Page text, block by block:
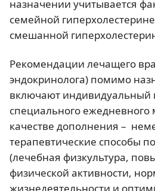
назначении учитывается
семейной
смешанной
Рекомендации лечащего
эндокринолога) помимо
включают индивидуальный
специального
качестве дополнения –
терапевтические способы
(лечебная физкультура,
физической активности,
жизнедеятельности и